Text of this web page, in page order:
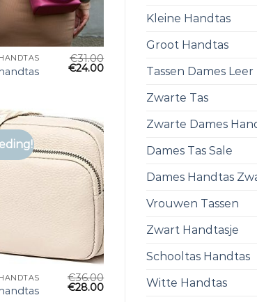
Kleine Handtas
Groot Handtas
Tassen Dames Leer
Zwarte Tas
Zwarte Dames
Dames Tas Sale
Dames Handtas
Vrouwen Tassen
Zwart Handtasje
Schooltas Handtas
Witte Handtas
€31.00
€24.00
€36.00
€28.00